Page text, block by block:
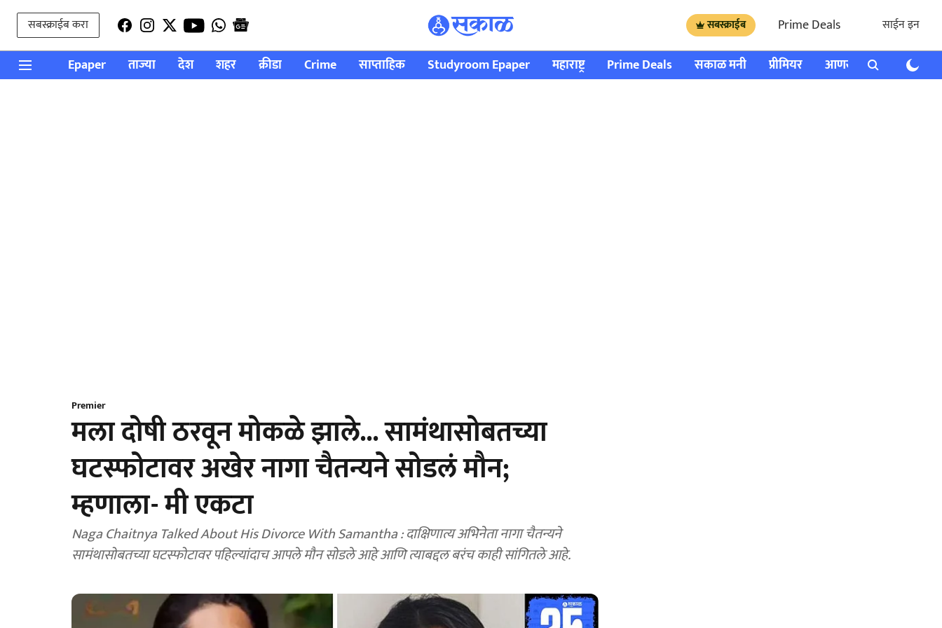
सबस्क्राईब करा सबस्क्राईब Prime Deals साईन इन
Epaper ताज्या देश शहर क्रीडा Crime साप्ताहिक Studyroom Epaper महाराष्ट्र Prime Deals सकाळ मनी प्रीमियर आणखी राशी भविष्य
Premier
मला दोषी ठरवून मोकळे झाले... सामंथासोबतच्या
घटस्फोटावर अखेर नागा चैतन्यने सोडलं मौन;
म्हणाला- मी एकटा
Naga Chaitnya Talked About His Divorce With Samantha : दाक्षिणात्य अभिनेता नागा चैतन्यने
सामंथासोबतच्या घटस्फोटावर पहिल्यांदाच आपले मौन सोडले आहे आणि त्याबद्दल बरंच काही सांगितले आहे.